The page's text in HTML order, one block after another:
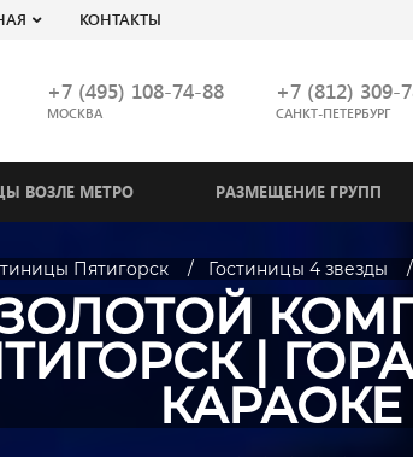
КОНТАКТЫ
+7 (495) 108-74-88
МОСКВА
+7 (812) 309-
САНКТ-ПЕТЕРБУРГ
ВОЗЛЕ МЕТРО РАЗМЕЩЕНИЕ ГРУПП
Пятигорск Гостиницы 4 звезды
|
КАРАОКЕ |